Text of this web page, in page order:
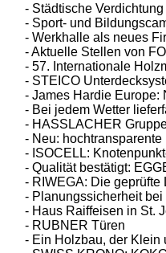
- Städtische
- Sport- und
- Werkhalle als neues
- Aktuelle Stellen von
- 57. Internationale
- STEICO
- James Hardie Europe:
- Bei jedem Wetter
- HASSLACHER
- Neu:
- ISOCELL:
- Qualität bestätigt:
- RIWEGA: Die
- Planungssicherheit
- Haus Raiffeisen in St.
- RUBNER Türen
- Ein Holzbau, der Klein